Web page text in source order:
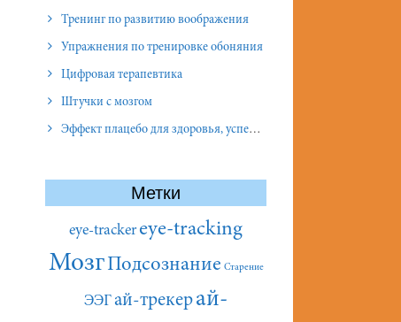
Тренинг по развитию воображения
Упражнения по тренировке обоняния
Цифровая терапевтика
Штучки с мозгом
Эффект плацебо для здоровья, успеха и отношений
Метки
eye-tracker eye-tracking
МозгПодсознание Старение
ЭЭГай-трекерай-